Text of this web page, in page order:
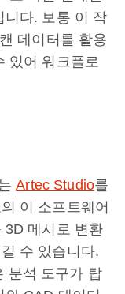
니다. 보통 이 작
데이터를 활용
있어 워크플로
Artec Studio를
이 소프트웨어
3D 메시로 변환
수 있습니다.
분석 도구가 탑